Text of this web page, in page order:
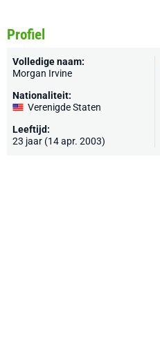
Profiel
Volledige naam:
Morgan Irvine
Nationaliteit:
Verenigde Staten
Leeftijd:
23 jaar (14 apr. 2003)